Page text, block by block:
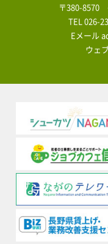
〒380-8570
TEL 026-
Eメール
ウェ